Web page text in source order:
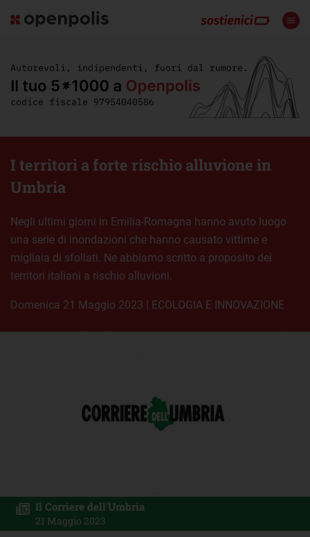
I territori a forte rischio alluvione in
Umbria
Negli ultimi giorni in Emilia-Romagna hanno avuto luogo
una serie di inondazioni che hanno causato vittime e
migliaia di sfollati. Ne abbiamo scritto a proposito dei
territori italiani a rischio alluvioni.
domenica 21 Maggio 2023 | ECOLOGIA E INNOVAZIONE
Il Corriere dell'Umbria
21 Maggio 2023